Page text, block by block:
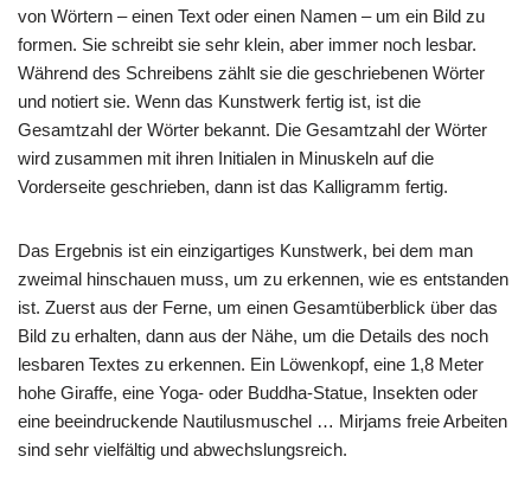
von Wörtern – einen Text oder einen Namen – um ein Bild zu
formen. Sie schreibt sie sehr klein, aber immer noch lesbar.
Während des Schreibens zählt sie die geschriebenen Wörter
und notiert sie. Wenn das Kunstwerk fertig ist, ist die
Gesamtzahl der Wörter bekannt. Die Gesamtzahl der Wörter
wird zusammen mit ihren Initialen in Minuskeln auf die
Vorderseite geschrieben, dann ist das Kalligramm fertig.
Das Ergebnis ist ein einzigartiges Kunstwerk, bei dem man
zweimal hinschauen muss, um zu erkennen, wie es entstanden
ist. Zuerst aus der Ferne, um einen Gesamtüberblick über das
Bild zu erhalten, dann aus der Nähe, um die Details des noch
lesbaren Textes zu erkennen. Ein Löwenkopf, eine 1,8 Meter
hohe Giraffe, eine Yoga- oder Buddha-Statue, Insekten oder
eine beeindruckende Nautilusmuschel … Mirjams freie Arbeiten
sind sehr vielfältig und abwechslungsreich.